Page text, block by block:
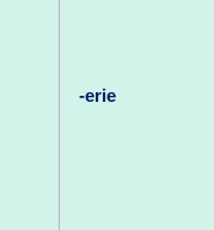
-erie